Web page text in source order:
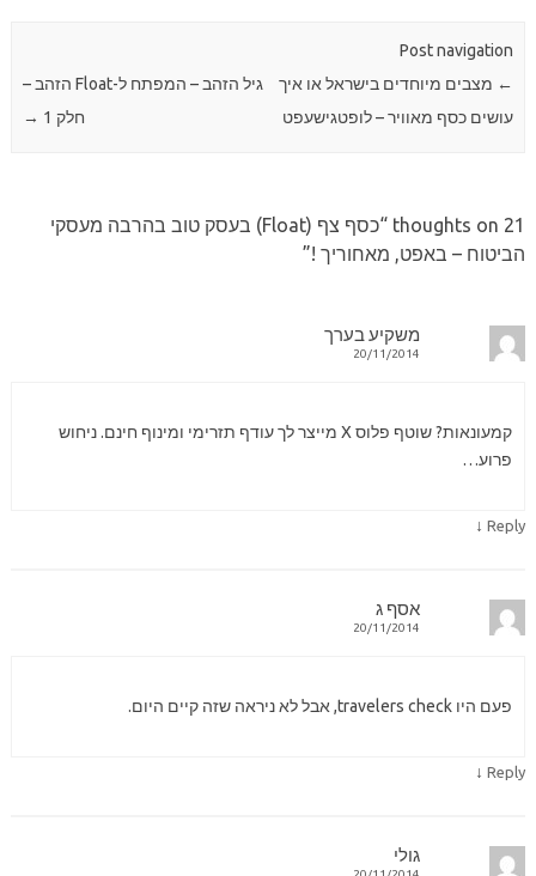
Post navigation
←מצבים מיוחדים בישראל או איך
עושים כסף מאוויר – לופטגישעפט
גיל הזהב – המפתח ל-Float הזהב –
חלק 1
→
21 thoughts on “
כסף צף (Float) בעסק טוב בהרבה מעסקי
הביטוח – באפט, מאחוריך ! ”
משקיע בערך
20/11/2014
קמעונאות? שוטף פלוס X מייצר לך עודף תזרימי ומינוף חינם. ניחוש
פרוע…
Reply
↓
אסף ג
20/11/2014
פעם היו travelers check, אבל לא ניראה שזה קיים היום.
Reply
↓
גולי